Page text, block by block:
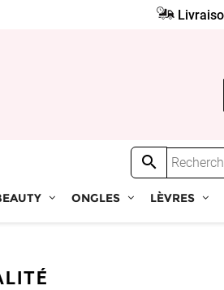
ONGLES LÈVRES
